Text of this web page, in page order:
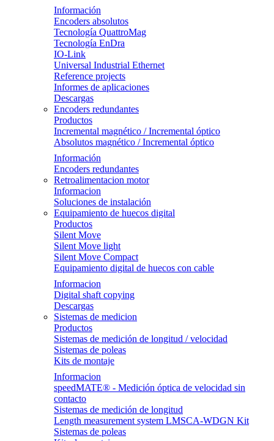
Información
Encoders absolutos
Tecnología QuattroMag
Tecnología EnDra
IO-Link
Universal Industrial Ethernet
Reference projects
Informes de aplicaciones
Descargas
Encoders redundantes
Productos
Incremental magnético / Incremental óptico
Absolutos magnético / Incremental óptico
Información
Encoders redundantes
Retroalimentacion motor
Informacion
Soluciones de instalación
Equipamiento de huecos digital
Productos
Silent Move
Silent Move light
Silent Move Compact
Equipamiento digital de huecos con cable
Informacion
Digital shaft copying
Descargas
Sistemas de medicion
Productos
Sistemas de medición de longitud / velocidad
Sistemas de poleas
Kits de montaje
Informacion
speedMATE® - Medición óptica de velocidad sin
contacto
Sistemas de medición de longitud
Length measurement system LMSCA-WDGN Kit
Sistemas de poleas